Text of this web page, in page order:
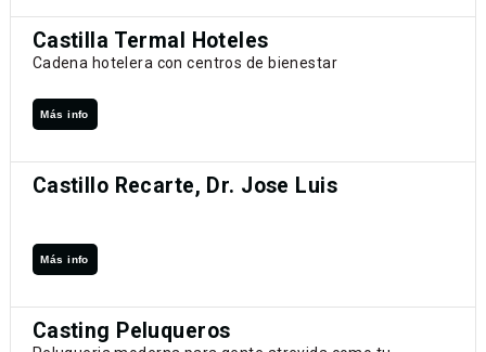
Castilla Termal Hoteles
Cadena hotelera con centros de bienestar
Más info
Castillo Recarte, Dr. Jose Luis
Más info
Casting Peluqueros